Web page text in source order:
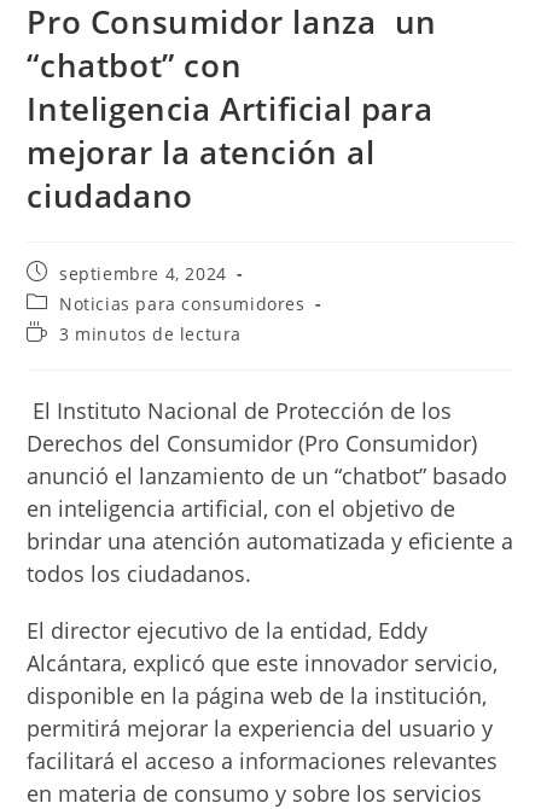
Pro Consumidor lanza un
“chatbot” con
Inteligencia Artificial para
mejorar la atención al
ciudadano
Publicación
de
la
entrada:
septiembre 4, 2024
Categoría
de
la
Noticias para consumidores
Tiempo3 minutos de lectura
El Instituto Nacional de Protección de los
Derechos del Consumidor (Pro Consumidor)
anunció el lanzamiento de un “chatbot” basado
en inteligencia artificial, con el objetivo de
brindar una atención automatizada y eficiente a
todos los ciudadanos.
El director ejecutivo de la entidad, Eddy
Alcántara, explicó que este innovador servicio,
disponible en la página web de la institución,
permitirá mejorar la experiencia del usuario y
facilitará el acceso a informaciones relevantes
en materia de consumo y sobre los servicios